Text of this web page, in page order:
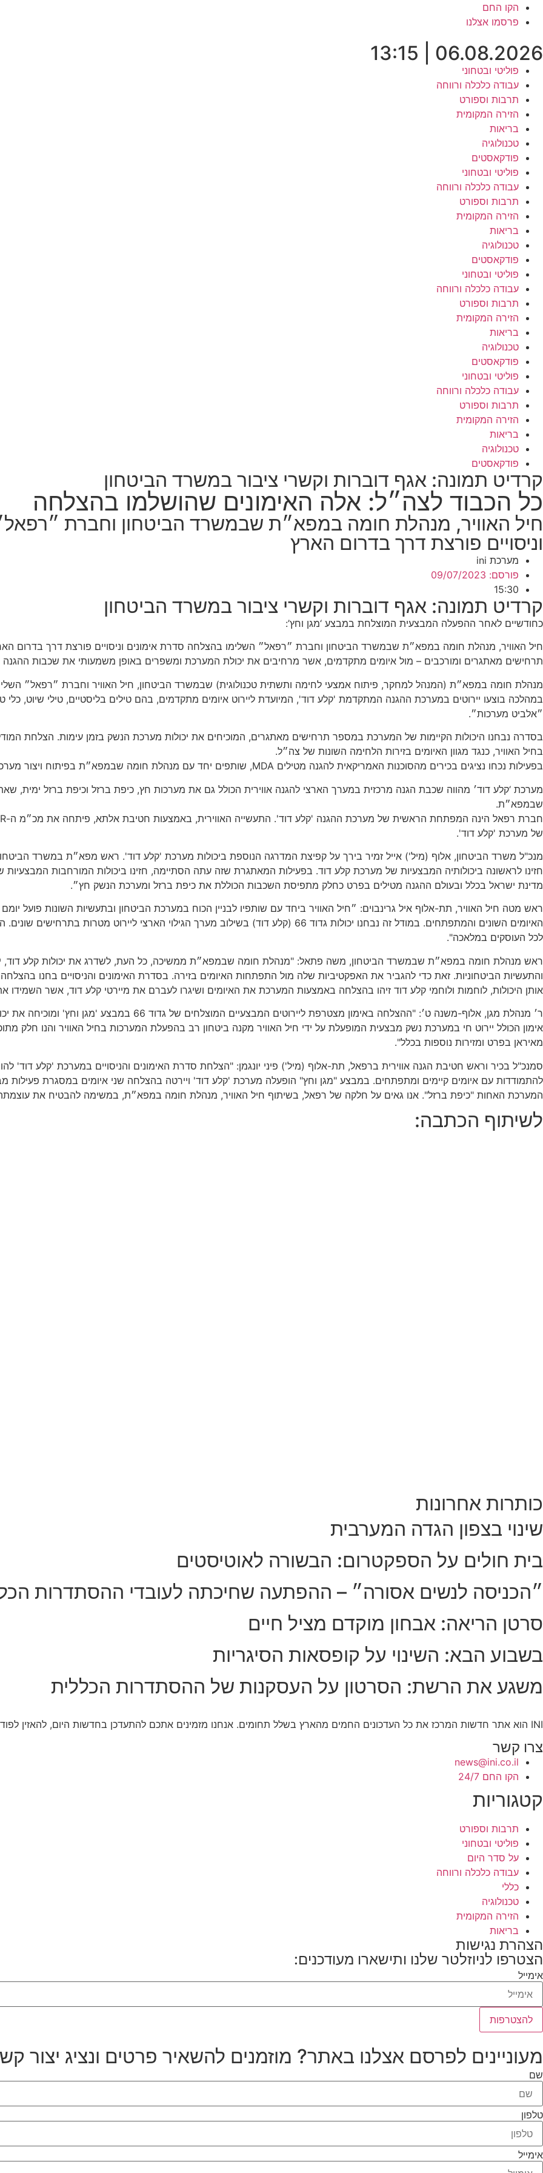
לתוכן
הקו החם
פרסמו אצלנו
06.08.2026 | 13:15
פוליטי ובטחוני
עבודה כלכלה ורווחה
תרבות וספורט
הזירה המקומית
בריאות
טכנולוגיה
פודקאסטים
פוליטי ובטחוני
עבודה כלכלה ורווחה
תרבות וספורט
הזירה המקומית
בריאות
טכנולוגיה
פודקאסטים
פוליטי ובטחוני
עבודה כלכלה ורווחה
תרבות וספורט
הזירה המקומית
בריאות
טכנולוגיה
פודקאסטים
פוליטי ובטחוני
עבודה כלכלה ורווחה
תרבות וספורט
הזירה המקומית
בריאות
טכנולוגיה
פודקאסטים
קרדיט תמונה: אגף דוברות וקשרי ציבור במשרד הביטחון
כל הכבוד לצה״ל: אלה האימונים שהושלמו בהצלחה
חיל האוויר, מנהלת חומה במפא״ת שבמשרד הביטחון וחברת
וניסויים פורצת דרך בדרום הארץ
מערכת ini
פורסם:
15:30
קרדיט תמונה: אגף דוברות וקשרי ציבור במשרד הביטחון
כחודשיים לאחר ההפעלה המבצעית המוצלחת במבצע ‘מגן וחץ’:
חיל האוויר, מנהלת חומה במפא״ת שבמשרד הביטחון וחברת ״רפאל״ השלימו בהצלחה סדרת אימונים וניסויים פורצת דרך בדרום
תרחישים מאתגרים ומורכבים – מול איומים מתקדמים, אשר מרחיבים את יכולת המערכת ומשפרים באופן משמעותי את שכבות ההגנה
מנהלת חומה במפא״ת (המנהל למחקר, פיתוח אמצעי לחימה ותשתית טכנולוגית) שבמשרד הביטחון, חיל האוויר וחברת ״רפאל״
במהלכה בוצעו יירוטים במערכת ההגנה המתקדמת 'קלע דוד', המיועדת ליירוט איומים מתקדמים, בהם טילים בליסטיים, טילי שיוט,
״אלביט מערכות״.
בסדרה נבחנו היכולות הקיימות של המערכת במספר תרחישים מאתגרים, המוכיחים את יכולות מערכת הנשק בזמן עימות. הצלחת
בחיל האוויר, כנגד מגוון האיומים בזירות הלחימה השונות של צה״ל.
בפעילות נכחו נציגים בכירים מהסוכנות האמריקאית להגנה מטילים MDA, שותפים יחד עם מנהלת חומה שבמפא״ת בפיתוח ויצור מערכת ׳קלע דוד׳.
מערכת ‘קלע דוד׳ מהווה שכבת הגנה מרכזית במערך הארצי להגנה אווירית הכולל גם את מערכות חץ, כיפת ברזל וכיפת ברזל ימית,
שבמפא״ת.
של מערכת 'קלע דוד'.
מנכ"ל משרד הביטחון, אלוף (מיל') אייל זמיר בירך על קפיצת המדרגה הנוספת ביכולות מערכת 'קלע דוד'. ראש מפא״ת במשרד
חזינו לראשונה ביכולותיה המבצעיות של מערכת קלע דוד. בפעילות המאתגרת שזה עתה הסתיימה, חזינו ביכולות המורחבות המבצעיות
מדינת ישראל בכלל ובעולם ההגנה מטילים בפרט כחלק מתפיסת השכבות הכוללת את כיפת ברזל ומערכת הנשק חץ״.
ראש מטה חיל האוויר, תת-אלוף איל גרינבוים: ״חיל האוויר ביחד עם שותפיו לבניין הכוח במערכת הביטחון ובתעשיות השונות פועל
האיומים השונים והמתפתחים. במודל זה נבחנו יכולות גדוד 66 (קלע דוד) בשילוב מערך הגילוי
לכל העוסקים במלאכה".
ראש מנהלת חומה במפא״ת שבמשרד הביטחון, משה פתאל: "מנהלת חומה שבמפא״ת ממשיכה, כל העת, לשדרג את יכולות קלע דוד,
והתעשיות הביטחוניות. זאת כדי להגביר את האפקטיביות שלה מול התפתחות האיומים בזירה. בסדרת האימונים והניסויים בחנו
אותן היכולות, לוחמות ולוחמי קלע דוד זיהו בהצלחה באמצעות המערכת את האיומים ושיגרו לעברם את מיירטי קלע דוד, אשר השמידו
ר׳ מנהלת מגן, אלוף-משנה ט׳: "ההצלחה באימון מצטרפת
אימון הכולל יירוט חי במערכת נשק מבצעית המופעלת על ידי חיל האוויר מקנה ביטחון רב בהפעלת המערכות בחיל האוויר והנו חלק
מאיראן בפרט ומזירות נוספות בכלל".
סמנכ"ל בכיר וראש חטיבת הגנה אווירית ברפאל, תת-אלוף (מיל') פיני יונגמן: "הצלחת סדרת האימונים והניסויים במערכת 'קלע דוד'
להתמודדות עם איומים קיימים ומתפתחים. במבצע "מגן וחץ" הופעלה מערכת 'קלע דוד' ויירטה בהצלחה שני איומים במסגרת
המערכת האחות "כיפת ברזל". אנו גאים על חלקה של רפאל, בשיתוף חיל האוויר, מנהלת חומה במפא״ת, במשימה להבטיח את עוצמתה
לשיתוף הכתבה:
כותרות אחרונות
שינוי בצפון הגדה המערבית
בית חולים על הספקטרום: הבשורה לאוטיסטים
״הכניסה לנשים אסורה״ – ההפתעה שחיכתה לעובדי ההסתדרות
סרטן הריאה: אבחון מוקדם מציל חיים
בשבוע הבא: השינוי על קופסאות הסיגריות
משגע את הרשת: הסרטון על העסקנות של ההסתדרות הכללית
INI הוא אתר חדשות המרכז את כל העדכונים החמים מהארץ בשלל תחומים. אנחנו מזמינים אתכם להתעדכן בחדשות היום, להאזין לפודקאסטים, ולקרוא מאמרי דעה.
צרו קשר
news@ini.co.il
הקו החם 24/7
קטגוריות
תרבות וספורט
פוליטי ובטחוני
על סדר היום
עבודה כלכלה ורווחה
כללי
טכנולוגיה
הזירה המקומית
בריאות
הצהרת נגישות
הצטרפו לניוזלטר שלנו ותישארו מעודכנים:
אימייל
להצטרפות
מעוניינים לפרסם אצלנו באתר? מוזמנים להשאיר פרטים ונציג יצור
שם
טלפון
אימייל